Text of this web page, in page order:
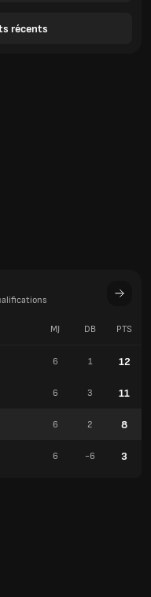
récents
MJ DB PTS
6 1 12
6 3 11
6 2 8
6 -6 3